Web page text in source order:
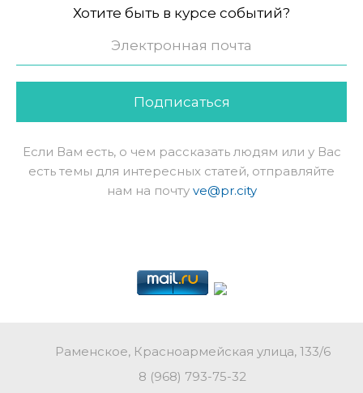
Хотите быть в курсе событий?
Подписаться
Если Вам есть, о чем рассказать людям или у Вас
есть темы для интересных статей, отправляйте
нам на почту ve@pr.city
Раменское, Красноармейская улица, 133/6
8 (968) 793-75-32